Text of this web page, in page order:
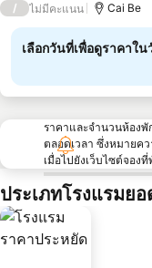
/ ไม่มีคะแนน Cai Be
เลือกวันที่เพื่อดูราคาใ
ราคาและจำนวนห้องพั
ตลอดเวลา ซึ่งหมายค
เมื่อไปยังเว็บไซต์จองที่
ประเภทโรงแรมย